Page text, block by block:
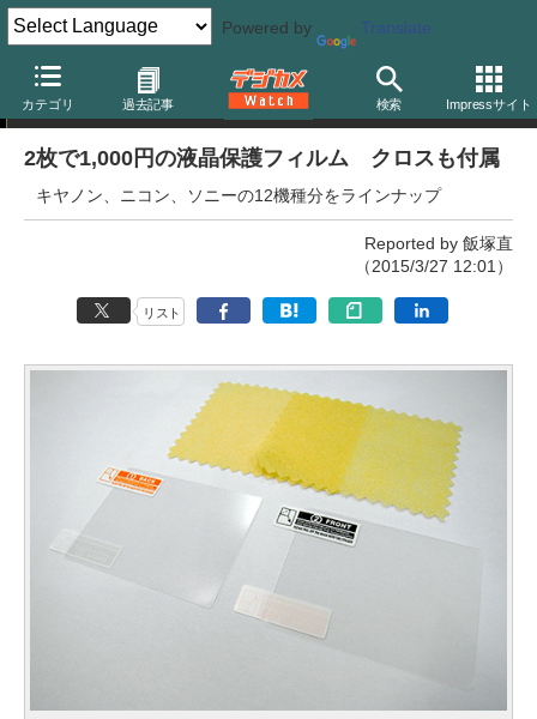
Powered by Translate
カテゴリ 過去記事 検索 Impressサイト
ニュース
2枚で1,000円の液晶保護フィルム クロスも付属
キヤノン、ニコン、ソニーの12機種分をラインナップ
Reported by 飯塚直
（2015/3/27 12:01）
リスト